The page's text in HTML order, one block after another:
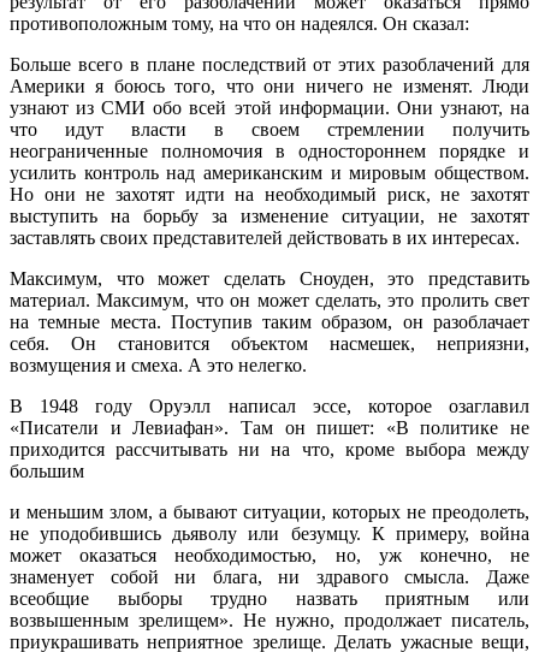
противоположным тому, на что он надеялся. Он сказал:
Больше всего в плане последствий от этих разоблачений для
Америки я боюсь того, что они ничего не изменят. Люди
узнают из СМИ обо всей этой информации. Они узнают, на
что идут власти в своем стремлении получить
неограниченные полномочия в одностороннем порядке и
усилить контроль над американским и мировым обществом.
Но они не захотят идти на необходимый риск, не захотят
выступить на борьбу за изменение ситуации, не захотят
заставлять своих представителей действовать в их интересах.
Максимум, что может сделать Сноуден, это представить
материал. Максимум, что он может сделать, это пролить свет
на темные места. Поступив таким образом, он разоблачает
себя. Он становится объектом насмешек, неприязни,
возмущения и смеха. А это нелегко.
В 1948 году Оруэлл написал эссе, которое озаглавил
«Писатели и Левиафан». Там он пишет: «В политике не
приходится рассчитывать ни на что, кроме выбора между
большим
и меньшим злом, а бывают ситуации, которых не преодолеть,
не уподобившись дьяволу или безумцу. К примеру, война
может оказаться необходимостью, но, уж конечно, не
знаменует собой ни блага, ни здравого смысла. Даже
всеобщие выборы трудно назвать приятным или
возвышенным зрелищем». Не нужно, продолжает писатель,
приукрашивать неприятное зрелище. Делать ужасные вещи,